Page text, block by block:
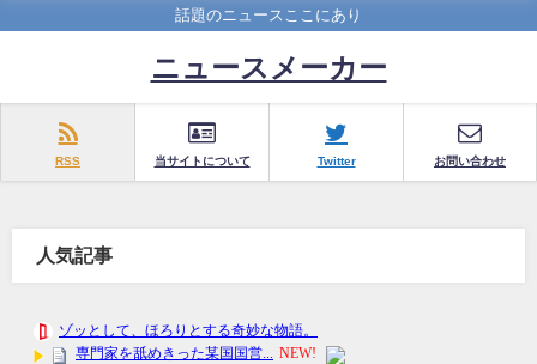
話題のニュースここにあり
ニュースメーカー
RSS 当サイトについて Twitter お問い合わせ
人気記事